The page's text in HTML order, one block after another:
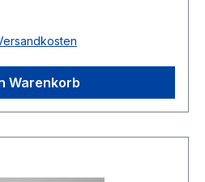
antistatisch ja Norm DIN
Zugstrang Polyester
Warenkorb